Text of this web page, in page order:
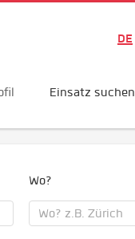
DE
Einsatz suchen
Wo?